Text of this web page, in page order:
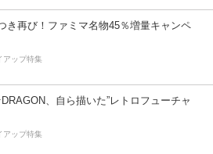
き再び！ファミマ名物45％増量キャンペ
アップ特集
、自ら描いた”レトロフューチャ
アップ特集